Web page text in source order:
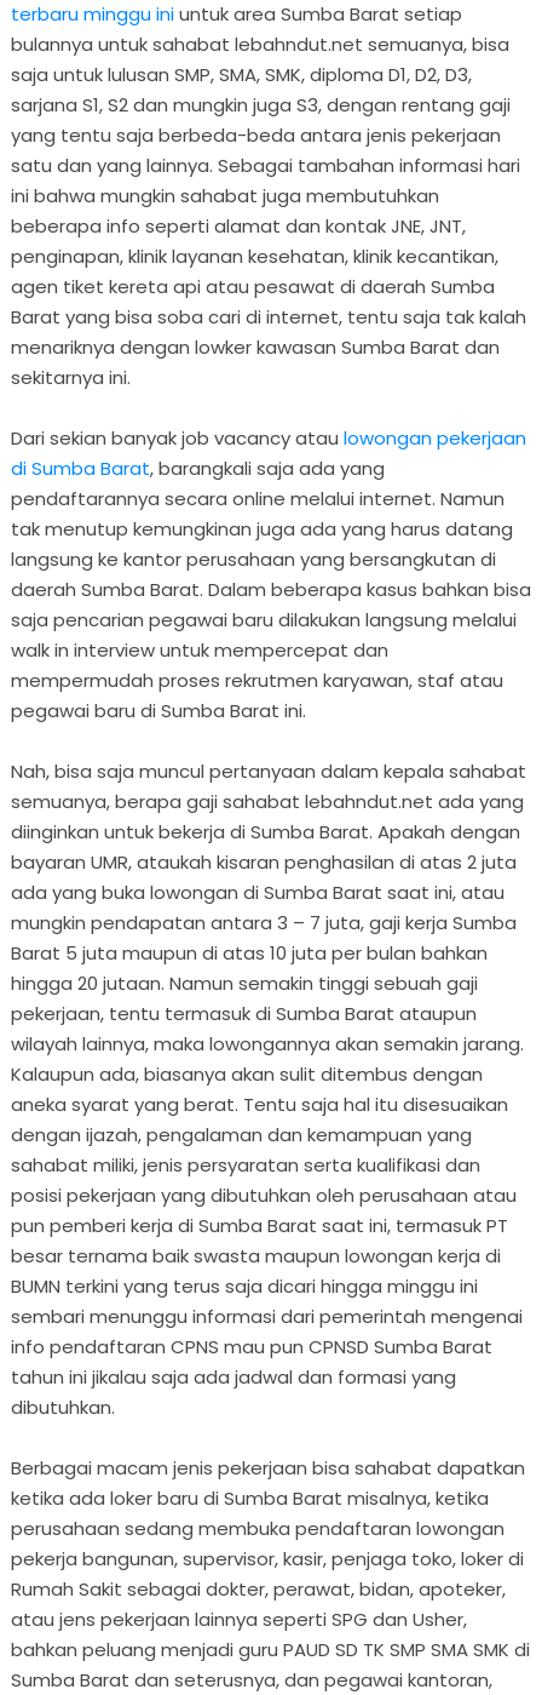
terbaru minggu iniuntuk area Sumba Barat setiap
bulannya untuk sahabat lebahndut.net semuanya, bisa
saja untuk lulusan SMP, SMA, SMK, diploma D1, D2, D3,
sarjana S1, S2 dan mungkin juga S3, dengan rentang gaji
yang tentu saja berbeda-beda antara jenis pekerjaan
satu dan yang lainnya. Sebagai tambahan informasi hari
ini bahwa mungkin sahabat juga membutuhkan
beberapa info seperti alamat dan kontak JNE, JNT,
penginapan, klinik layanan kesehatan, klinik kecantikan,
agen tiket kereta api atau pesawat di daerah Sumba
Barat yang bisa soba cari di internet, tentu saja tak kalah
menariknya dengan lowker kawasan Sumba Barat dan
sekitarnya ini.
Dari sekian banyak job vacancy atau lowongan pekerjaan
di Sumba Barat, barangkali saja ada yang
pendaftarannya secara online melalui internet. Namun
tak menutup kemungkinan juga ada yang harus datang
langsung ke kantor perusahaan yang bersangkutan di
daerah Sumba Barat. Dalam beberapa kasus bahkan bisa
saja pencarian pegawai baru dilakukan langsung melalui
walk in interview untuk mempercepat dan
mempermudah proses rekrutmen karyawan, staf atau
pegawai baru di Sumba Barat ini.
Nah, bisa saja muncul pertanyaan dalam kepala sahabat
semuanya, berapa gaji sahabat lebahndut.net ada yang
diinginkan untuk bekerja di Sumba Barat. Apakah dengan
bayaran UMR, ataukah kisaran penghasilan di atas 2 juta
ada yang buka lowongan di Sumba Barat saat ini, atau
mungkin pendapatan antara 3 – 7 juta, gaji kerja Sumba
Barat 5 juta maupun di atas 10 juta per bulan bahkan
hingga 20 jutaan. Namun semakin tinggi sebuah gaji
pekerjaan, tentu termasuk di Sumba Barat ataupun
wilayah lainnya, maka lowongannya akan semakin jarang.
Kalaupun ada, biasanya akan sulit ditembus dengan
aneka syarat yang berat. Tentu saja hal itu disesuaikan
dengan ijazah, pengalaman dan kemampuan yang
sahabat miliki, jenis persyaratan serta kualifikasi dan
posisi pekerjaan yang dibutuhkan oleh perusahaan atau
pun pemberi kerja di Sumba Barat saat ini, termasuk PT
besar ternama baik swasta maupun lowongan kerja di
BUMN terkini yang terus saja dicari hingga minggu ini
sembari menunggu informasi dari pemerintah mengenai
info pendaftaran CPNS mau pun CPNSD Sumba Barat
tahun ini jikalau saja ada jadwal dan formasi yang
dibutuhkan.
Berbagai macam jenis pekerjaan bisa sahabat dapatkan
ketika ada loker baru di Sumba Barat misalnya, ketika
perusahaan sedang membuka pendaftaran lowongan
pekerja bangunan, supervisor, kasir, penjaga toko, loker di
Rumah Sakit sebagai dokter, perawat, bidan, apoteker,
atau jens pekerjaan lainnya seperti SPG dan Usher,
bahkan peluang menjadi guru PAUD SD TK SMP SMA SMK di
Sumba Barat dan seterusnya, dan pegawai kantoran,